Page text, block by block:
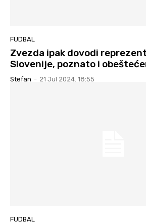
FUDBAL
Zvezda ipak dovodi
Slovenije, poznato i
Stefan - 21 Jul 2024. 18:55
FUDBAL